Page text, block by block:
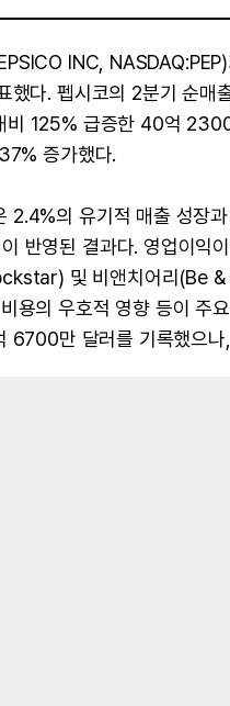
INC,
했다. 펩시코의 2분기 순
비 125% 급증한 40억
증가했다.
2.4%의 유기적 매출 성장
반영된 결과다. 영업이
및 비앤치어리(Be
용의 우호적 영향 등이 주
6700만 달러를 기록했으